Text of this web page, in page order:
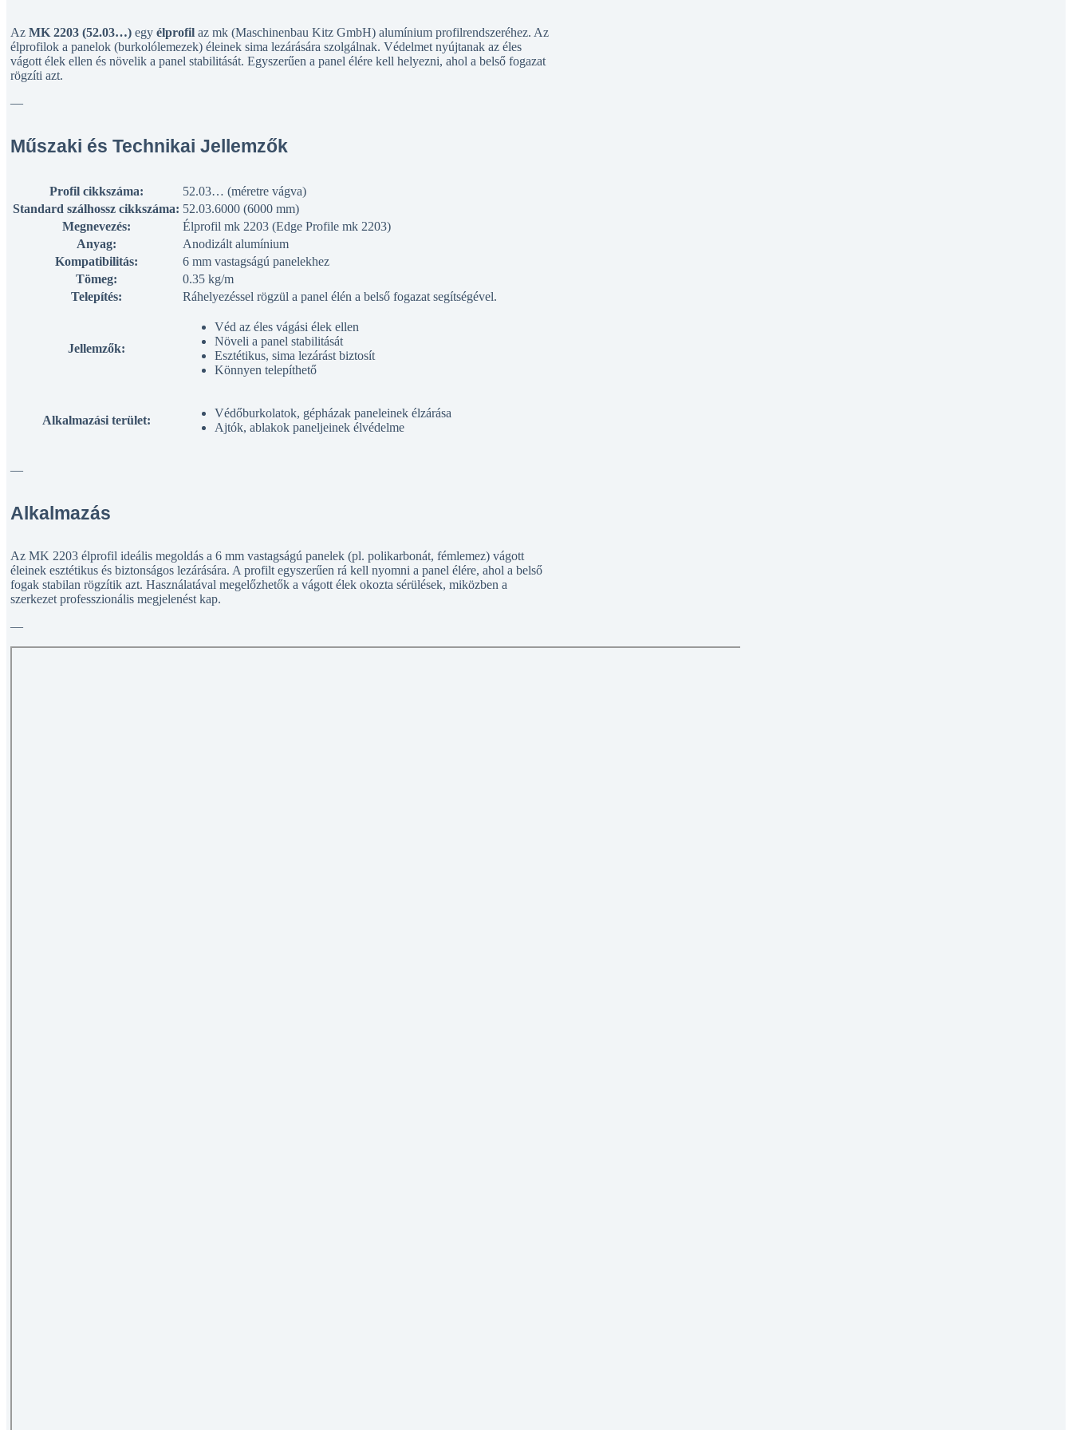
Az MK 2203 (52.03…) egy élprofil az mk (Maschinenbau Kitz GmbH) alumínium profilrendszeréhez. Az
élprofilok a panelok (burkolólemezek) éleinek sima lezárására szolgálnak. Védelmet nyújtanak az éles
vágott élek ellen és növelik a panel stabilitását. Egyszerűen a panel élére kell helyezni, ahol a belső fogazat
rögzíti azt.
—
Műszaki és Technikai Jellemzők
Profil cikkszáma:
52.03… (méretre vágva)
Standard szálhossz cikkszáma: 52.03.6000 (6000 mm)
Megnevezés:
Élprofil mk 2203 (Edge Profile mk 2203)
Anyag:
Anodizált alumínium
Kompatibilitás:
6 mm vastagságú panelekhez
Tömeg:
0.35 kg/m
Telepítés:
Ráhelyezéssel rögzül a panel élén a belső fogazat segítségével.
Jellemzők:
Véd az éles vágási élek ellen
Növeli a panel stabilitását
Esztétikus, sima lezárást biztosít
Könnyen telepíthető
Alkalmazási terület:
Védőburkolatok, gépházak paneleinek élzárása
Ajtók, ablakok paneljeinek élvédelme
—
Alkalmazás
Az MK 2203 élprofil ideális megoldás a 6 mm vastagságú panelek (pl. polikarbonát, fémlemez) vágott
éleinek esztétikus és biztonságos lezárására. A profilt egyszerűen rá kell nyomni a panel élére, ahol a belső
fogak stabilan rögzítik azt. Használatával megelőzhetők a vágott élek okozta sérülések, miközben a
szerkezet professzionális megjelenést kap.
—